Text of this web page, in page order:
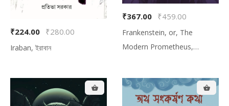
₹224.00 ₹280.00
Iraban, ইরাবান
₹367.00 ₹459.00
Frankenstein, or, The
Modern Prometheus,